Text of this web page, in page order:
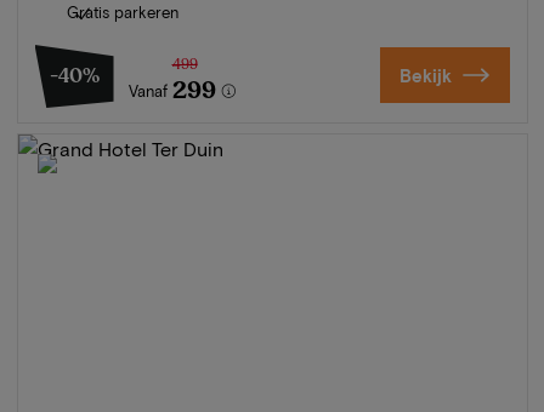
Gratis parkeren
-40%
Vanaf
499
299 Bekijk